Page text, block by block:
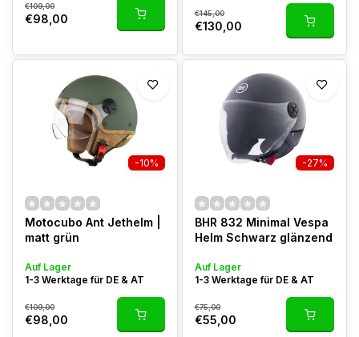
€109,00
€98,00 €145,00
€130,00
-10%
Motocubo Ant Jethelm |
matt grün
Auf Lager
1-3 Werktage für DE & AT
€109,00
€98,00
-27%
BHR 832 Minimal Vespa
Helm Schwarz glänzend
Auf Lager
1-3 Werktage für DE & AT
€75,00
€55,00